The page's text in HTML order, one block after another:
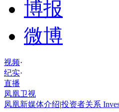
博报
微博
视频·
纪实·
直播
凤凰卫视
凤凰新媒体介绍|投资者关系